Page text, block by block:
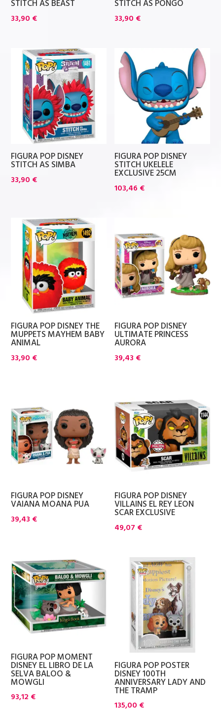
STITCH AS BEAST
33,90 €
STITCH AS PONGO
33,90 €
FIGURA POP DISNEY
STITCH AS SIMBA
33,90 €
FIGURA POP DISNEY
STITCH UKELELE
EXCLUSIVE 25CM
103,46 €
FIGURA POP DISNEY THE
MUPPETS MAYHEM BABY
ANIMAL
33,90 €
FIGURA POP DISNEY
ULTIMATE PRINCESS
AURORA
39,43 €
FIGURA POP DISNEY
VAIANA MOANA PUA
39,43 €
FIGURA POP DISNEY
VILLAINS EL REY LEON
SCAR EXCLUSIVE
49,07 €
FIGURA POP MOMENT
DISNEY EL LIBRO DE LA
SELVA BALOO &
MOWGLI
93,12 €
FIGURA POP POSTER
DISNEY 100TH
ANNIVERSARY LADY AND
THE TRAMP
135,00 €